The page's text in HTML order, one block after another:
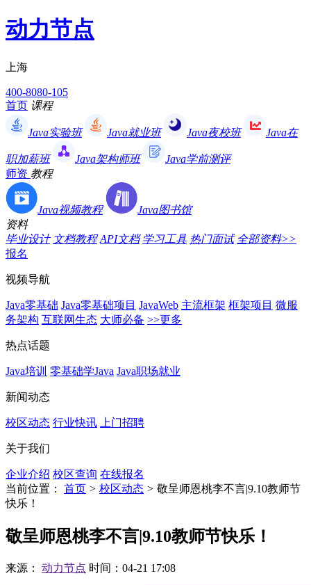
动力节点
上海
400-8080-105
首页 课程
Java实验班 Java就业班 Java夜校班 Java在
职加薪班 Java架构师班
Java学前测评
师资 教程
Java视频教程
Java图书馆
资料
毕业设计 文档教程 API文档 学习工具 热门面试 全部资料>>
报名
视频导航
Java零基础 Java零基础项目 JavaWeb 主流框架 框架项目 微服
务架构 互联网生态 大师必备 >>更多
热点话题
Java培训 零基础学Java Java职场就业
新闻动态
校区动态 行业快讯 上门招聘
关于我们
企业介绍 校区查询 在线报名
当前位置：
首页 > 校区动态 > 敬呈师恩桃李不言|9.10教师节
快乐！
敬呈师恩桃李不言|9.10教师节快乐！
来源： 动力节点 时间：04-21 17:08